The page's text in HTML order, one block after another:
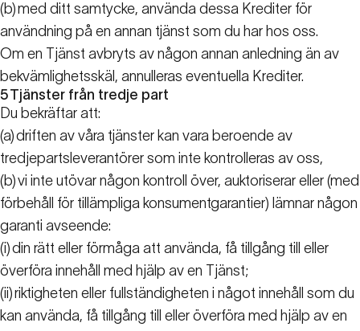
(b)med ditt samtycke, använda dessa Krediter för
användning på en annan tjänst som du har hos oss.
Om en Tjänst avbryts av någon annan anledning än av
bekvämlighetsskäl, annulleras eventuella Krediter.
5Tjänster från tredje part
Du bekräftar att:
(a)driften av våra tjänster kan vara beroende av
tredjepartsleverantörer som inte kontrolleras av oss,
(b)vi inte utövar någon kontroll över, auktoriserar eller (med
förbehåll för tillämpliga konsumentgarantier) lämnar någon
garanti avseende:
(i)din rätt eller förmåga att använda, få tillgång till eller
överföra innehåll med hjälp av en Tjänst;
(ii)riktigheten eller fullständigheten i något innehåll som du
kan använda, få tillgång till eller överföra med hjälp av en